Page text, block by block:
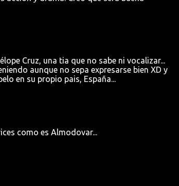
Cruz, una tia que no sabe ni vocalizar...
aunque no sepa expresarse bien XD y
en su propio pais, España...
como es Almodovar...